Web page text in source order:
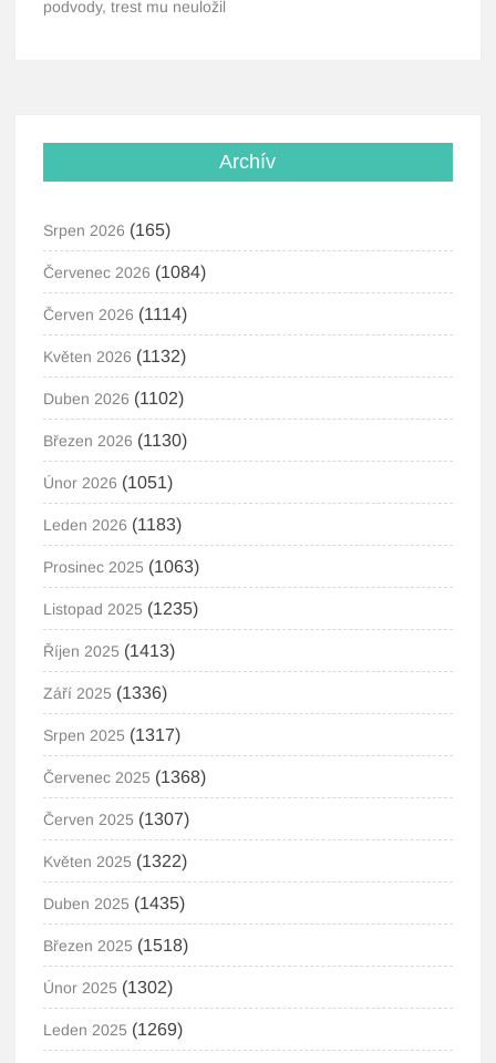
podvody, trest mu neuložil
Archív
Srpen 2026 (165)
Červenec 2026 (1084)
Červen 2026 (1114)
Květen 2026 (1132)
Duben 2026 (1102)
Březen 2026 (1130)
Únor 2026 (1051)
Leden 2026 (1183)
Prosinec 2025 (1063)
Listopad 2025 (1235)
Říjen 2025 (1413)
Září 2025 (1336)
Srpen 2025 (1317)
Červenec 2025 (1368)
Červen 2025 (1307)
Květen 2025 (1322)
Duben 2025 (1435)
Březen 2025 (1518)
Únor 2025 (1302)
Leden 2025 (1269)